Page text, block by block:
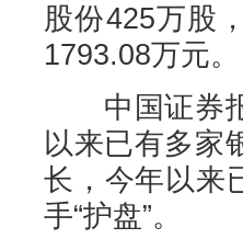
股份425万股
1793.08万元。
中国证券报
以来已有多家
长，今年以来
手“护盘”。